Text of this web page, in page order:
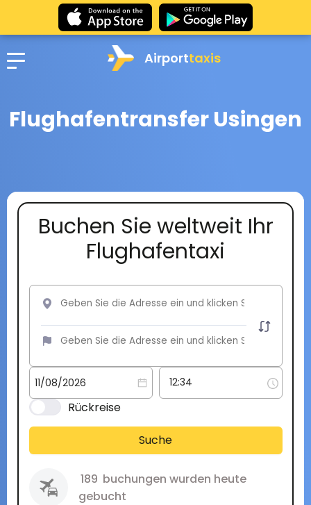
Airporttaxis
Flughafentransfer Usingen
Buchen Sie weltweit Ihr
Flughafentaxi
Rückreise
Suche
189 buchungen wurden heute
gebucht